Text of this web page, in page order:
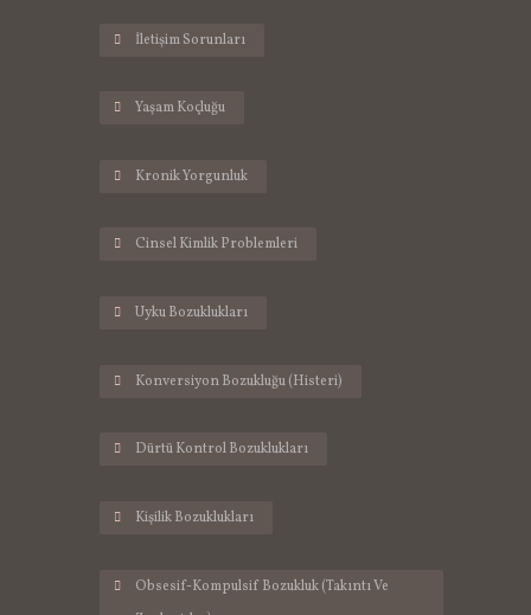
İletişim Sorunları
Yaşam Koçluğu
Kronik Yorgunluk
Cinsel Kimlik Problemleri
Uyku Bozuklukları
Konversiyon Bozukluğu (Histeri)
Dürtü Kontrol Bozuklukları
Kişilik Bozuklukları
Obsesif-Kompulsif Bozukluk (Takıntı Ve